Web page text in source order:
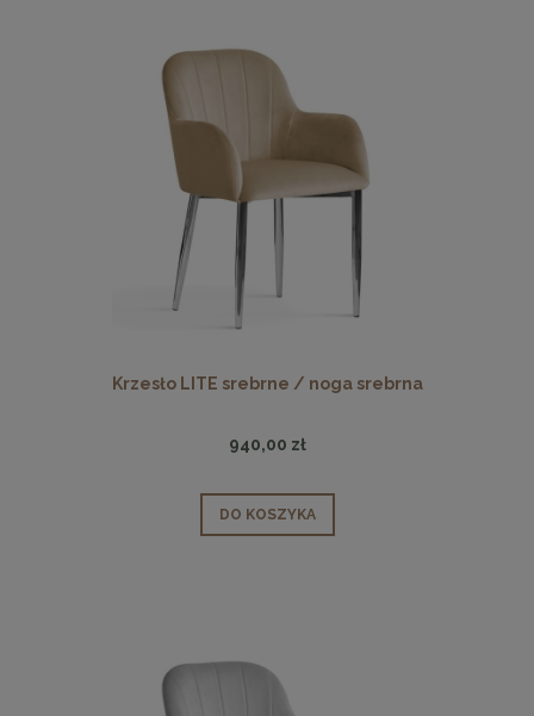
Krzesło LITE srebrne / noga srebrna
940,00 zł
DO KOSZYKA